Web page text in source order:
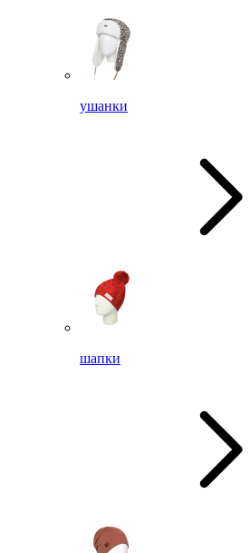
ушанки
шапки